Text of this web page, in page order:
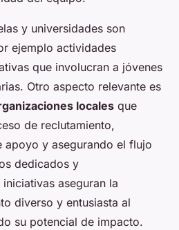
y universidades son
ejemplo actividades
que involucran a jóvenes
Otro aspecto relevante es
locales que
de reclutamiento,
y asegurando el flujo
dedicados y
aseguran la
diverso y entusiasta al
su potencial de impacto.